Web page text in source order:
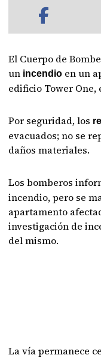
El Cuerpo de
un incendio en un
edificio Tower One,
Por seguridad, los
evacuados; no se
daños materiales.
Los bomberos
incendio, pero se
apartamento
investigación de
del mismo.
La vía permanece